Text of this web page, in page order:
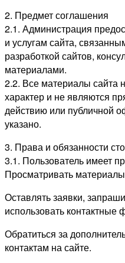
2. Предмет соглашения
2.1. Администрация
и услугам сайта,
разработкой сайтов,
материалами.
2.2. Все материалы сайта
характер и не являются
действию или публичной
указано.
3. Права и обязанности
3.1. Пользователь имеет
Просматривать
Оставлять заявки,
использовать контактные
Обратиться за
контактам на сайте.